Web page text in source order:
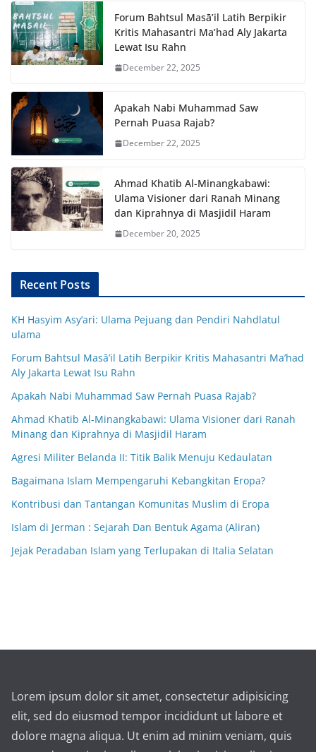
Forum Bahtsul Masā’il Latih Berpikir
Kritis Mahasantri Ma’had Aly Jakarta
Lewat Isu Rahn
December 22, 2025
Apakah Nabi Muhammad Saw
Pernah Puasa Rajab?
December 22, 2025
Ahmad Khatib Al-Minangkabawi:
Ulama Visioner dari Ranah Minang
dan Kiprahnya di Masjidil Haram
December 20, 2025
Recent Posts
KH Hasyim Asy’ari: Ulama Pejuang dan Pendiri Nahdlatul
ulama
Forum Bahtsul Masā’il Latih Berpikir Kritis Mahasantri Ma’had
Aly Jakarta Lewat Isu Rahn
Apakah Nabi Muhammad Saw Pernah Puasa Rajab?
Ahmad Khatib Al-Minangkabawi: Ulama Visioner dari Ranah
Minang dan Kiprahnya di Masjidil Haram
Agresi Militer Belanda II: Titik Balik Menuju Kedaulatan
Bagaimana Islam Mempengaruhi Kebangkitan Eropa?
Kontribusi dan Tantangan Komunitas Muslim di Eropa
Islam di Jerman : Sejarah Dan Bentuk Agama (Aliran)
Jejak Peradaban Islam yang Terlupakan di Italia Selatan
Lorem ipsum dolor sit amet, consectetur adipisicing
elit, sed do eiusmod tempor incididunt ut labore et
dolore magna aliqua. Ut enim ad minim veniam, quis